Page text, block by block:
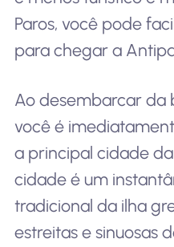
Paros, você pode
para chegar a
Ao desembarcar da
você é
a principal cidade
cidade é um
tradicional da ilha
estreitas e sinuosas